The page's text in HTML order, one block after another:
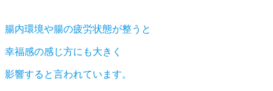
腸内環境や腸の疲労状態が整うと
幸福感の感じ方にも大きく
影響すると言われています。